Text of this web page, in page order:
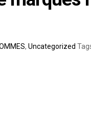
, Uncategorized